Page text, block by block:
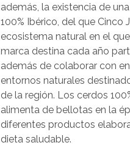
además, la existencia de
100% Ibérico, del que
ecosistema natural en el
marca destina cada año
además de colaborar con
entornos naturales
de la región. Los cerdos
alimenta de bellotas en la
diferentes productos
dieta saludable.